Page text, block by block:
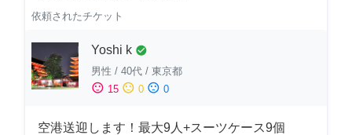
依頼されたチケット
Yoshi k check_circle
男性 / 40代 / 東京都
sentiment_satisfied 15 sentiment_neutral 0 sentiment_dissatisfied 0
空港送迎します！最大9人+スーツケース9個